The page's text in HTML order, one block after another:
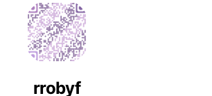
rrobyf